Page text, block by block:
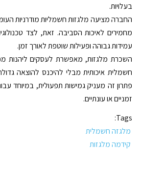
בעלויות.
החברה מציעה מלגזות חשמליות מודרניות
מחמירים לאיכות הסביבה. זאת, לצד
עמידות גבוהה ופעילות שוטפת לאורך זמן.
השכרת מלגזות, מאפשרת לעסקים ליהנות
חשמלית איכותית מבלי להיכנס להוצאה
פתרון זה מעניק גמישות תפעולית, במיוחד
זמניים או עונתיים.
Tags:
מלגזה חשמלית
קידמה מלגזות